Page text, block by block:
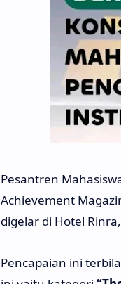
Pesantren
Achievement
digelar di Hotel
Pencapaian ini